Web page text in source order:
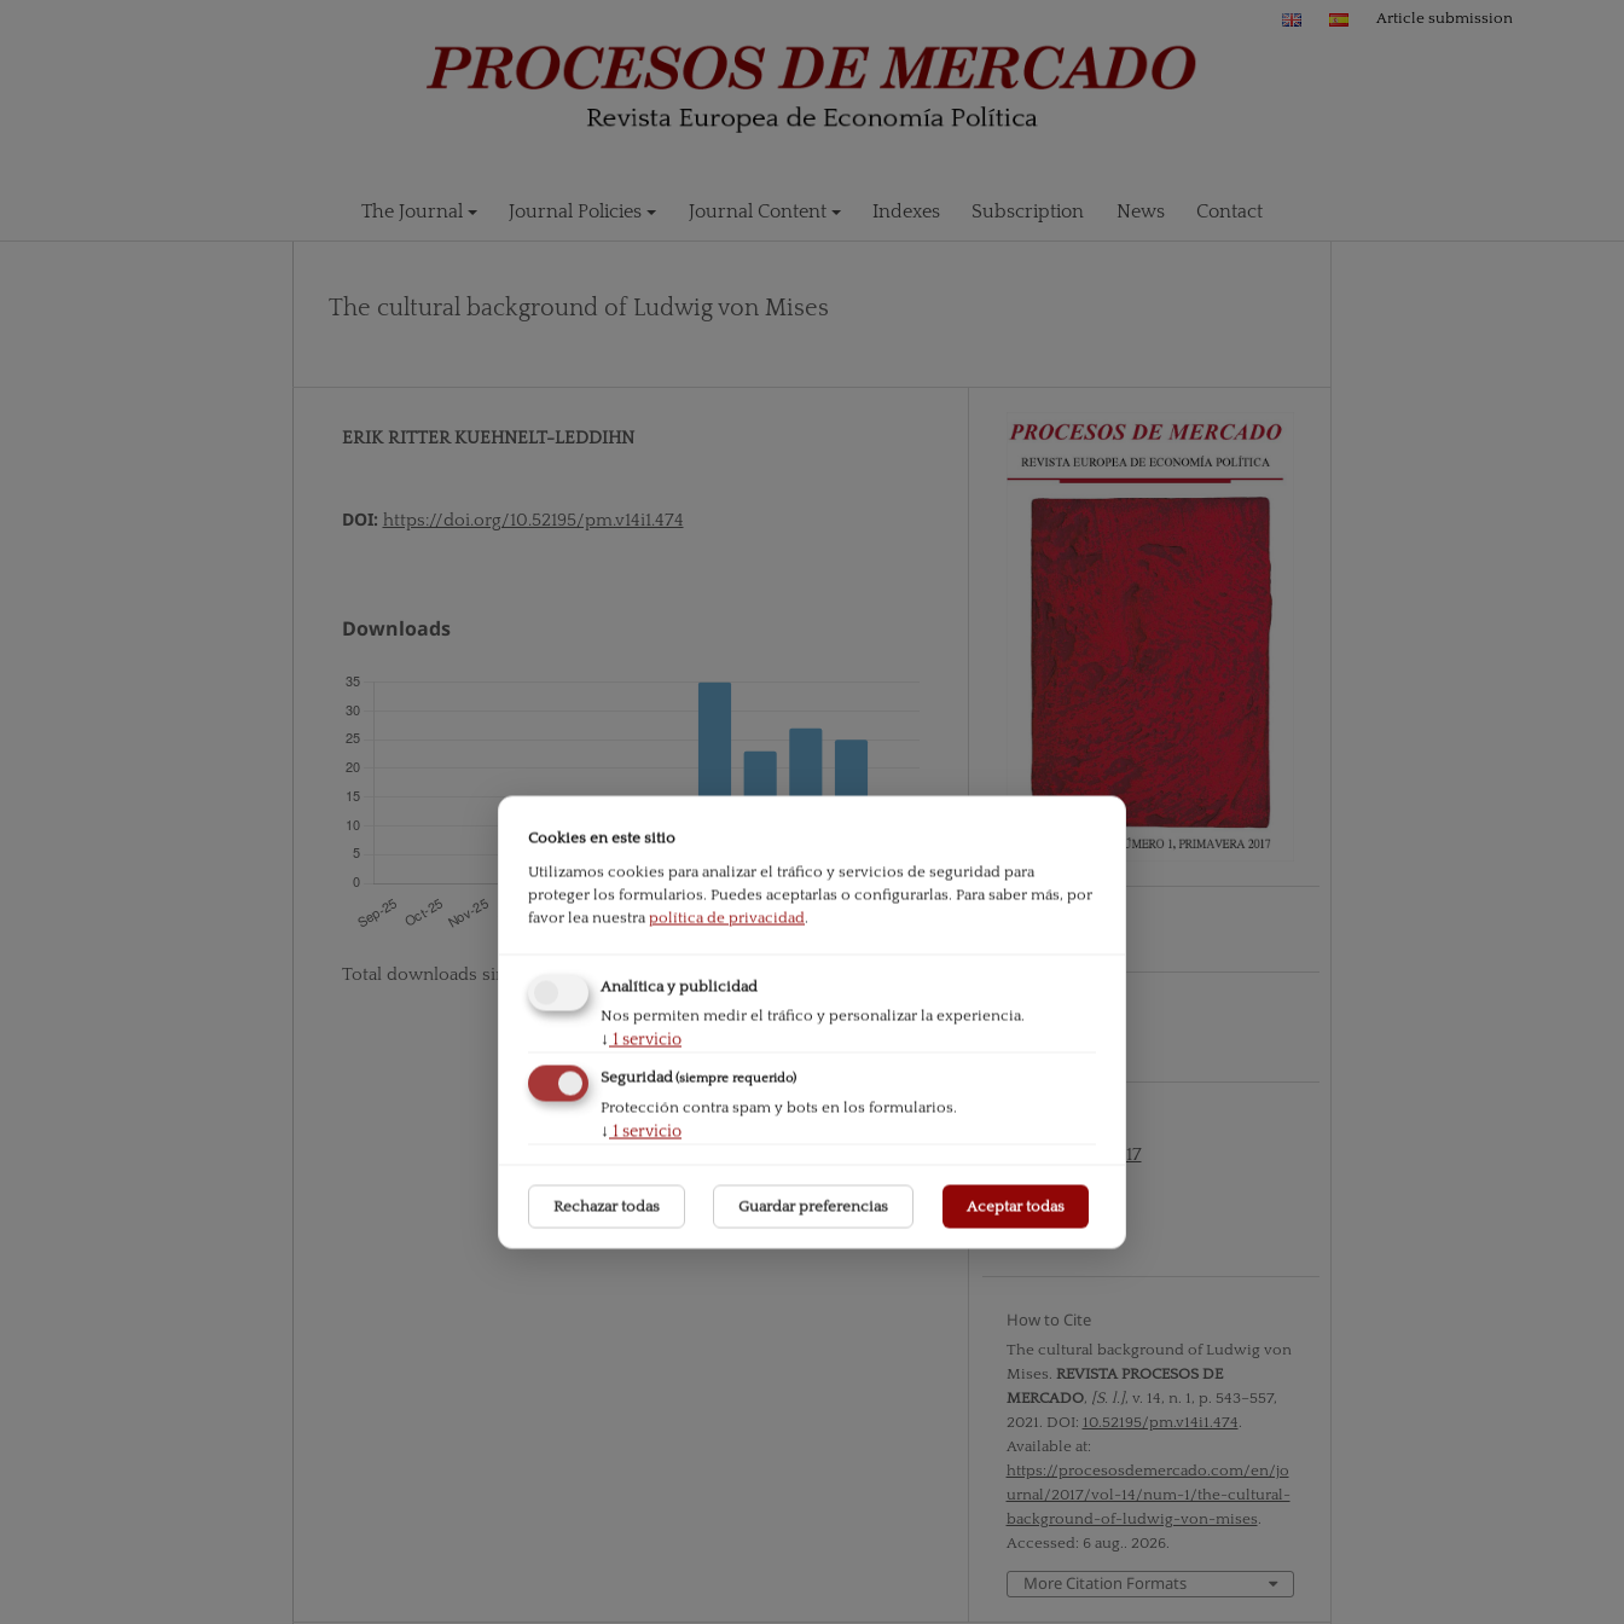
The Journal Journal Policies Journal Content Indexes Subscription News Contact
Article submission
The cultural background of Ludwig von Mises
ERIK RITTER KUEHNELT-LEDDIHN
DOI: https://doi.org/10.52195/pm.v14i1.474
Downloads
Total downloads since publication:122
Published
Vol. XIV nº1 2017
Section
How to Cite
The cultural background of Ludwig von
Mises. REVISTA PROCESOS DE
MERCADO, [S. l.], v. 14, n. 1, p. 543–557,
2021. DOI: 10.52195/pm.v14i1.474
Available at:
https://procesosdemercado.com/en/jo
urnal/2017/vol-14/num-1/the-cultural-
background-of-ludwig-von-mises
Accessed: 6 aug.. 2026.
More Citation Formats
Cookies en este sitio
Utilizamos cookies para analizar el tráfico y servicios de seguridad para
proteger los formularios. Puedes aceptarlas o configurarlas. Para saber más, por
favor lea nuestra política de privacidad.
Analítica y publicidad
Nos permiten medir el tráfico y personalizar la experiencia.
↓ 1 servicio
Seguridad(siempre requerido)
Protección contra spam y bots en los formularios.
↓ 1 servicio
Rechazar todas Guardar preferencias Aceptar todas